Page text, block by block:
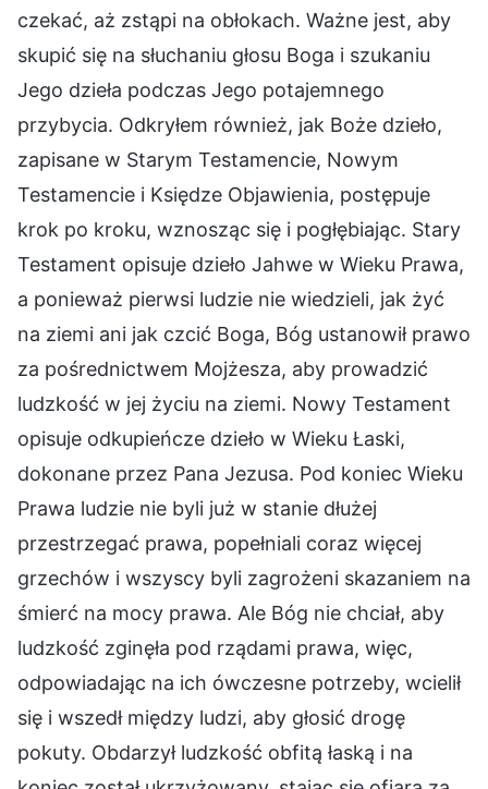
czekać, aż zstąpi na obłokach. Ważne jest, aby
skupić się na słuchaniu głosu Boga i szukaniu
Jego dzieła podczas Jego potajemnego
przybycia. Odkryłem również, jak Boże dzieło,
zapisane w Starym Testamencie, Nowym
Testamencie i Księdze Objawienia, postępuje
krok po kroku, wznosząc się i pogłębiając. Stary
Testament opisuje dzieło Jahwe w Wieku Prawa,
a ponieważ pierwsi ludzie nie wiedzieli, jak żyć
na ziemi ani jak czcić Boga, Bóg ustanowił prawo
za pośrednictwem Mojżesza, aby prowadzić
ludzkość w jej życiu na ziemi. Nowy Testament
opisuje odkupieńcze dzieło w Wieku Łaski,
dokonane przez Pana Jezusa. Pod koniec Wieku
Prawa ludzie nie byli już w stanie dłużej
przestrzegać prawa, popełniali coraz więcej
grzechów i wszyscy byli zagrożeni skazaniem na
śmierć na mocy prawa. Ale Bóg nie chciał, aby
ludzkość zginęła pod rządami prawa, więc,
odpowiadając na ich ówczesne potrzeby, wcielił
się i wszedł między ludzi, aby głosić drogę
pokuty. Obdarzył ludzkość obfitą łaską i na